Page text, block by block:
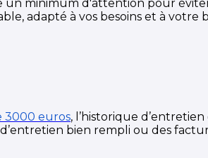
minimum d'attention pour
adapté à vos besoins et à
3000 euros, l’historique
bien rempli ou des